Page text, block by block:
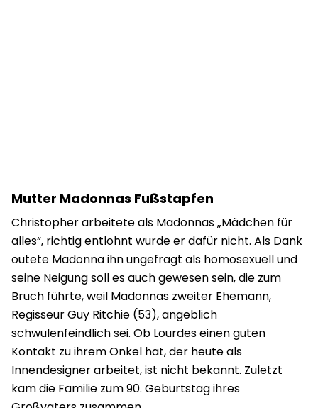
Mutter Madonnas Fußstapfen
Christopher arbeitete als Madonnas „Mädchen für
alles“, richtig entlohnt wurde er dafür nicht. Als Dank
outete Madonna ihn ungefragt als homosexuell und
seine Neigung soll es auch gewesen sein, die zum
Bruch führte, weil Madonnas zweiter Ehemann,
Regisseur Guy Ritchie (53), angeblich
schwulenfeindlich sei. Ob Lourdes einen guten
Kontakt zu ihrem Onkel hat, der heute als
Innendesigner arbeitet, ist nicht bekannt. Zuletzt
kam die Familie zum 90. Geburtstag ihres